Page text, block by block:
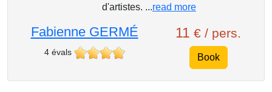
d'artistes. ...read more
Fabienne GERMÉ
4 évals
11 € / pers.
Book